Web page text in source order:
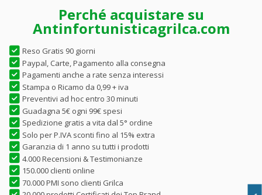
Perché acquistare su
Antinfortunisticagrilca.com
Reso Gratis 90 giorni
Paypal, Carte, Pagamento alla consegna
Pagamenti anche a rate senza interessi
Stampa o Ricamo da 0,99 + iva
Preventivi ad hoc entro 30 minuti
Guadagna 5€ ogni 99€ spesi
Spedizione gratis a vita dal 5° ordine
Solo per P.IVA sconti fino al 15% extra
Garanzia di 1 anno su tutti i prodotti
4.000 Recensioni & Testimonianze
150.000 clienti online
70.000 PMI sono clienti Grilca